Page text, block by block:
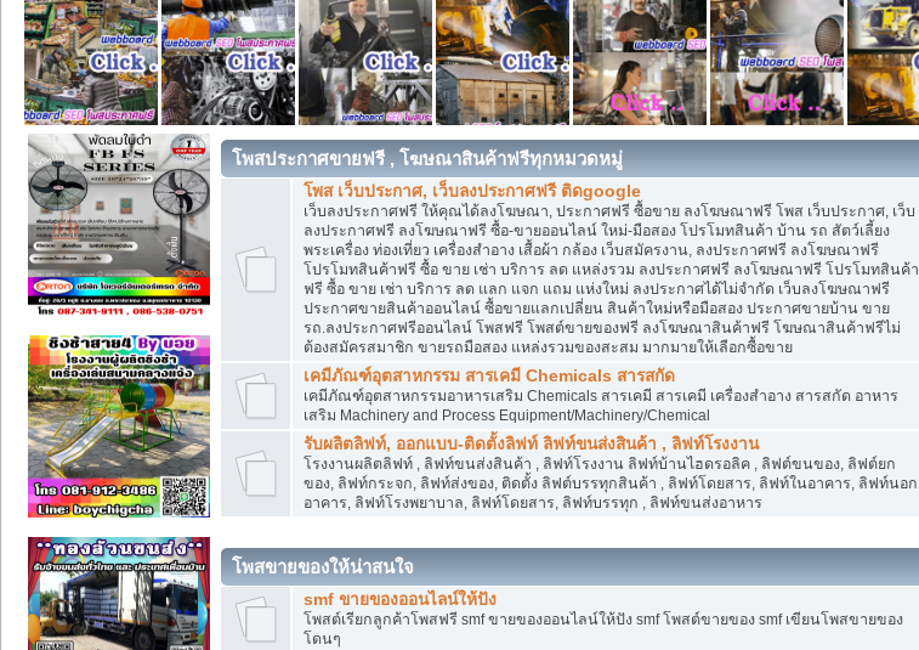
โพสประกาศขายฟรี , โฆษณาสินค้าฟรีทุกหมวดหมู่
โพส เว็บประกาศ, เว็บลงประกาศฟรี ติดgoogle
เว็บลงประกาศฟรี ให้คุณได้ลงโฆษณา, ประกาศฟรี ซื้อขาย ลงโฆษณาฟรี โพส เว็บประกาศ, เว็บ
ลงประกาศฟรี ลงโฆษณาฟรี ซื้อ-ขายออนไลน์ ใหม่-มือสอง โปรโมทสินค้า บ้าน รถ สัตว์เลี้ยง
พระเครื่อง ท่องเที่ยว เครื่องสำอาง เสื้อผ้า กล้อง เว็บสมัครงาน, ลงประกาศฟรี ลงโฆษณาฟรี
โปรโมทสินค้าฟรี ซื้อ ขาย เช่า บริการ ลด แหล่งรวม ลงประกาศฟรี ลงโฆษณาฟรี โปรโมทสินค้า
ฟรี ซื้อ ขาย เช่า บริการ ลด แลก แจก แถม แห่งใหม่ ลงประกาศได้ไม่จำกัด เว็บลงโฆษณาฟรี
ประกาศขายสินค้าออนไลน์ ซื้อขายแลกเปลี่ยน สินค้าใหม่หรือมือสอง ประกาศขายบ้าน ขาย
รถ.ลงประกาศฟรีออนไลน์ โพสฟรี โพสต์ขายของฟรี ลงโฆษณาสินค้าฟรี โฆษณาสินค้าฟรีไม่
ต้องสมัครสมาชิก ขายรถมือสอง แหล่งรวมของสะสม มากมายให้เลือกซื้อขาย
เคมีภัณฑ์อุตสาหกรรม สารเคมี Chemicals สารสกัด
เคมีภัณฑ์อุตสาหกรรมอาหารเสริม Chemicals สารเคมี สารเคมี เครื่องสำอาง สารสกัด อาหาร
เสริม Machinery and Process Equipment/Machinery/Chemical
รับผลิตลิฟท์, ออกแบบ-ติดตั้งลิฟท์ ลิฟท์ขนส่งสินค้า , ลิฟท์โรงงาน
โรงงานผลิตลิฟท์ , ลิฟท์ขนส่งสินค้า , ลิฟท์โรงงาน ลิฟท์บ้านไฮดรอลิค , ลิฟต์ขนของ, ลิฟต์ยก
ของ, ลิฟท์กระจก, ลิฟท์ส่งของ, ติดตั้ง ลิฟต์บรรทุกสินค้า , ลิฟท์โดยสาร, ลิฟท์ในอาคาร, ลิฟท์นอก
อาคาร, ลิฟท์โรงพยาบาล, ลิฟท์โดยสาร, ลิฟท์บรรทุก , ลิฟท์ขนส่งอาหาร
โพสขายของให้น่าสนใจ
smf ขายของออนไลน์ให้ปัง
โพสต์เรียกลูกค้าโพสฟรี smf ขายของออนไลน์ให้ปัง smf โพสต์ขายของ smf เขียนโพสขายของ
โดนๆ